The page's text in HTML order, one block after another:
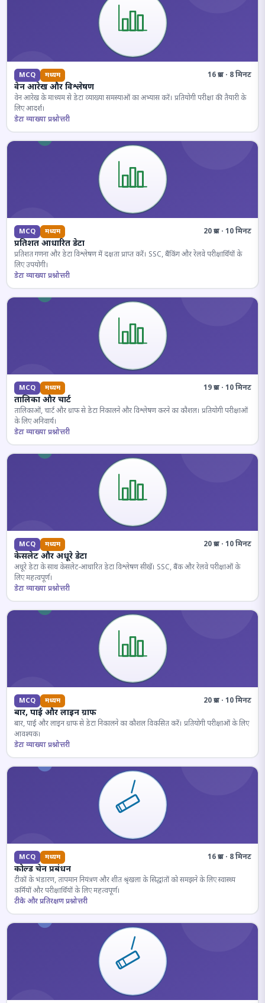
MCQ मध्यम 16 प्रश्न · 8 मिनट
वेन आरेख और विश्लेषण
वेन आरेख के माध्यम से डेटा व्याख्या समस्याओं का अभ्यास करें। प्रतियोगी परीक्षा की तैयारी के
लिए आदर्श।
डेटा व्याख्या प्रश्नोत्तरी
MCQ मध्यम 20 प्रश्न · 10 मिनट
प्रतिशत आधारित डेटा
प्रतिशत गणना और डेटा विश्लेषण में दक्षता प्राप्त करें। SSC, बैंकिंग और रेलवे परीक्षार्थियों के
लिए उपयोगी।
डेटा व्याख्या प्रश्नोत्तरी
MCQ मध्यम 19 प्रश्न · 10 मिनट
तालिका और चार्ट
तालिकाओं, चार्ट और ग्राफ से डेटा निकालने और विश्लेषण करने का कौशल। प्रतियोगी परीक्षाओं
के लिए अनिवार्य।
डेटा व्याख्या प्रश्नोत्तरी
MCQ मध्यम 20 प्रश्न · 10 मिनट
केसलेट और अधूरे डेटा
अधूरे डेटा के साथ केसलेट-आधारित डेटा विश्लेषण सीखें। SSC, बैंक और रेलवे परीक्षाओं के
लिए महत्वपूर्ण।
डेटा व्याख्या प्रश्नोत्तरी
MCQ मध्यम 20 प्रश्न · 10 मिनट
बार, पाई और लाइन ग्राफ
बार, पाई और लाइन ग्राफ से डेटा निकालने का कौशल विकसित करें। प्रतियोगी परीक्षाओं के लिए
आवश्यक।
डेटा व्याख्या प्रश्नोत्तरी
MCQ मध्यम 16 प्रश्न · 8 मिनट
कोल्ड चेन प्रबंधन
टीकों के भंडारण, तापमान नियंत्रण और शीत श्रृंखला के सिद्धांतों को समझने के लिए स्वास्थ्य
कर्मियों और परीक्षार्थियों के लिए महत्वपूर्ण।
टीके और प्रतिरक्षण प्रश्नोत्तरी